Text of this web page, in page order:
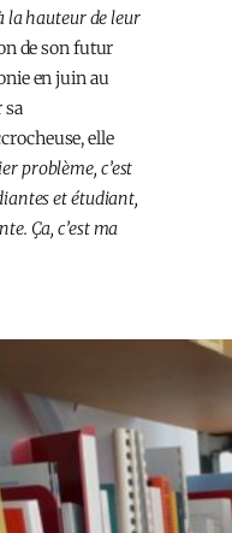
la hauteur de leur
de son futur
en juin au
sa
elle
problème, c’est
et étudiant,
Ça, c’est ma